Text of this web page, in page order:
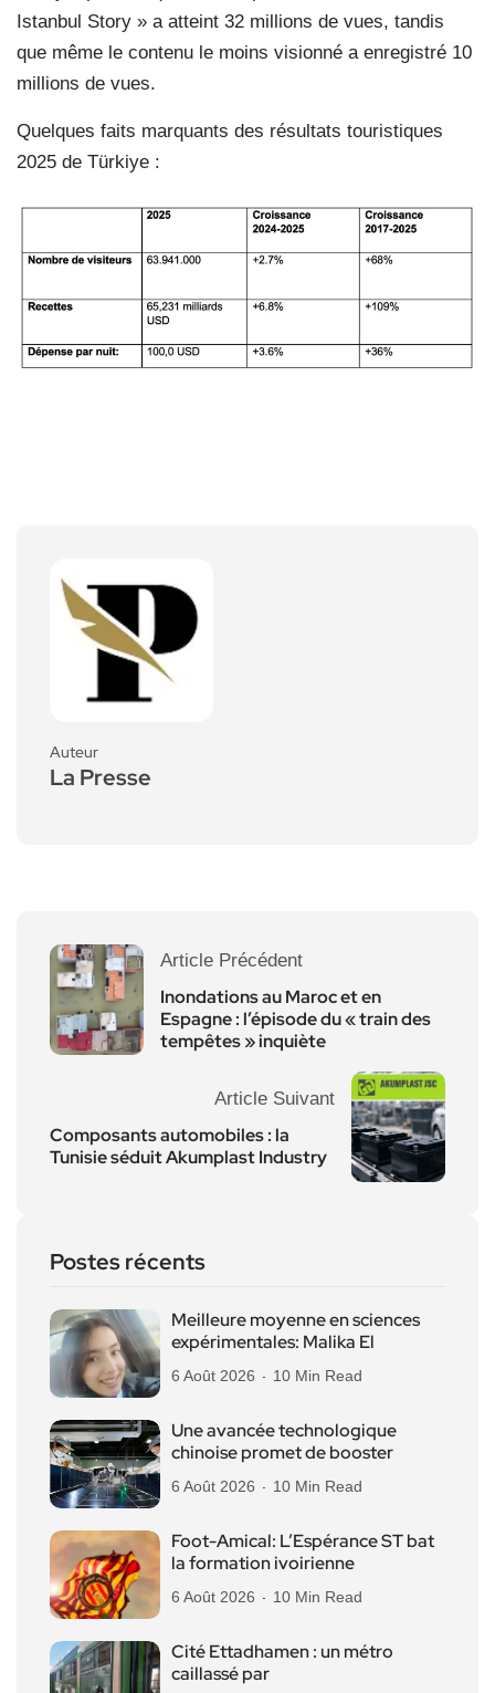
Istanbul Story » a atteint 32 millions de vues, tandis
que même le contenu le moins visionné a enregistré 10
millions de vues.
Quelques faits marquants des résultats touristiques
2025 de Türkiye :
Auteur
La Presse
Article Précédent
Inondations au Maroc et en
Espagne : l’épisode du « train des
tempêtes » inquiète
Article Suivant
Composants automobiles : la
Tunisie séduit Akumplast Industry
Postes récents
Meilleure moyenne en sciences
expérimentales: Malika El
6 Août 2026 10 Min Read
Une avancée technologique
chinoise promet de booster
6 Août 2026 10 Min Read
Foot-Amical: L’Espérance ST bat
la formation ivoirienne
6 Août 2026 10 Min Read
Cité Ettadhamen : un métro
caillassé par